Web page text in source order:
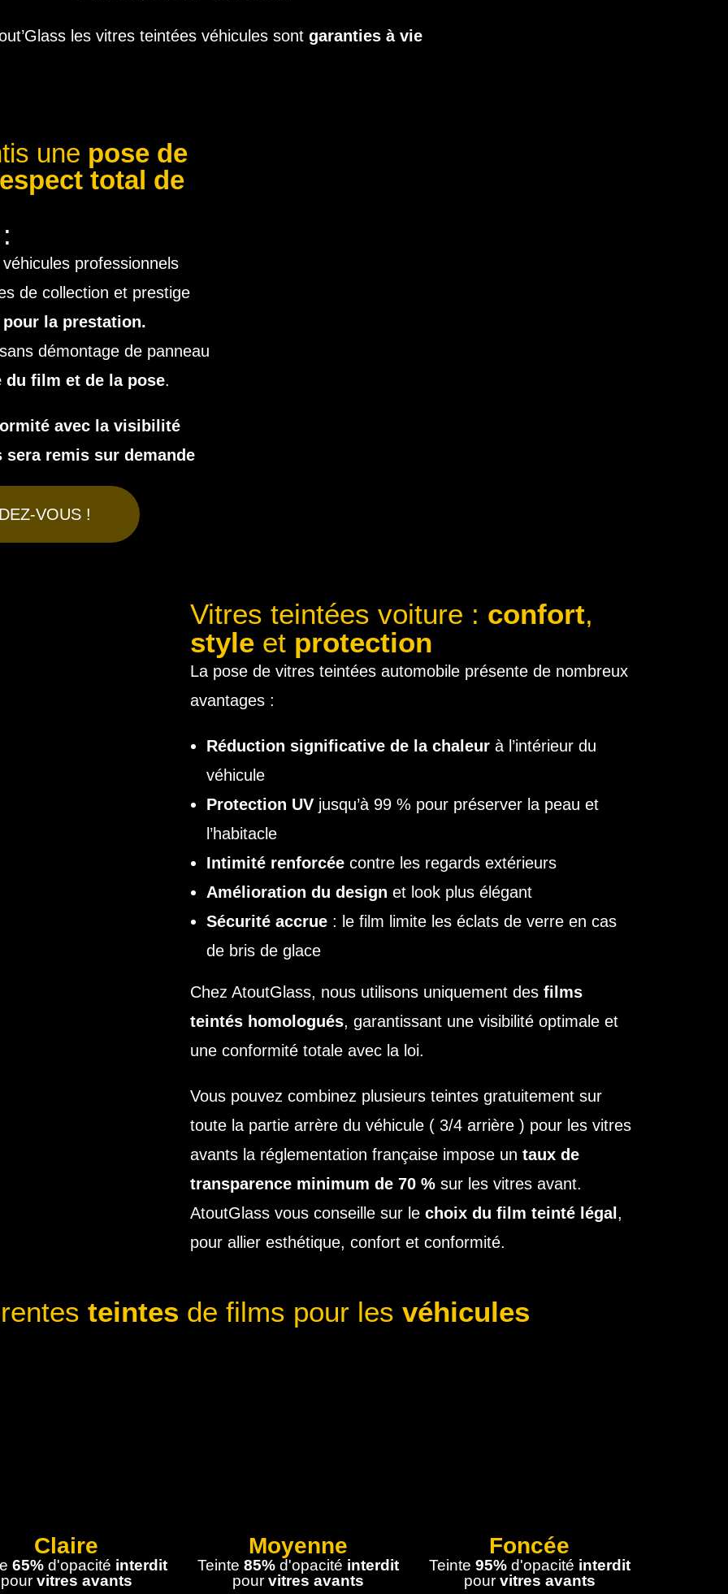
les vitres teintées véhicules sont garanties à vie
une pose de
total de
professionnels
de collection et prestige
la prestation.
démontage de panneau
du film et de la pose.
avec la visibilité
sera remis sur demande
VOUS !
Vitres teintées voiture : confort,
style et protection
La pose de vitres teintées automobile présente de nombreux
avantages :
Réduction significative de la chaleur à l’intérieur du
véhicule
Protection UV jusqu’à 99 % pour préserver la peau et
l’habitacle
Intimité renforcée contre les regards extérieurs
Amélioration du design et look plus élégant
Sécurité accrue : le film limite les éclats de verre en cas
de bris de glace
Chez AtoutGlass, nous utilisons uniquement des films
teintés homologués, garantissant une visibilité optimale et
une conformité totale avec la loi.
Vous pouvez combinez plusieurs teintes gratuitement sur
toute la partie arrère du véhicule ( 3/4 arrière ) pour les vitres
avants la réglementation française impose un taux de
transparence minimum de 70 % sur les vitres avant.
AtoutGlass vous conseille sur le choix du film teinté légal ,
pour allier esthétique, confort et conformité.
teintes de films pour les véhicules
Claire
65%d'opacité interdit
pour vitres avants
Moyenne
Teinte 85%d'opacité interdit
pourvitres avants
Foncée
Teinte 95%d'opacité interdit
pour vitres avants